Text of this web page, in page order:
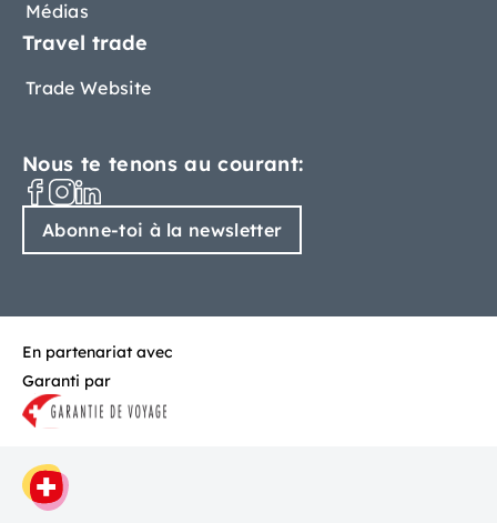
Médias
Travel trade
Trade Website
Nous te tenons au courant:
Abonne-toi à la newsletter
En partenariat avec
Garanti par